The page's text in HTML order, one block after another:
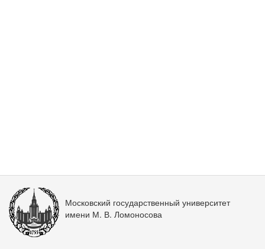
Московский государственный университет
имени М. В. Ломоносова